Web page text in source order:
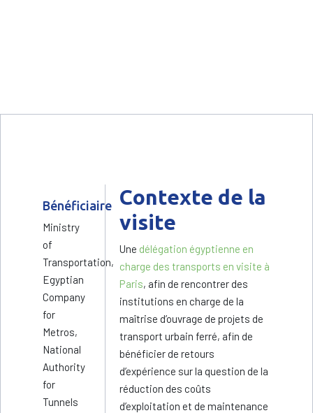
Bénéficiaire
Ministry
of
Transportation,
Egyptian
Company
for
Metros,
National
Authority
for
Tunnels
Contexte de la
visite
Une délégation égyptienne en
charge des transports en visite à
Paris, afin de rencontrer des
institutions en charge de la
maîtrise d’ouvrage de projets de
transport urbain ferré, afin de
bénéficier de retours
d’expérience sur la question de la
réduction des coûts
d’exploitation et de maintenance